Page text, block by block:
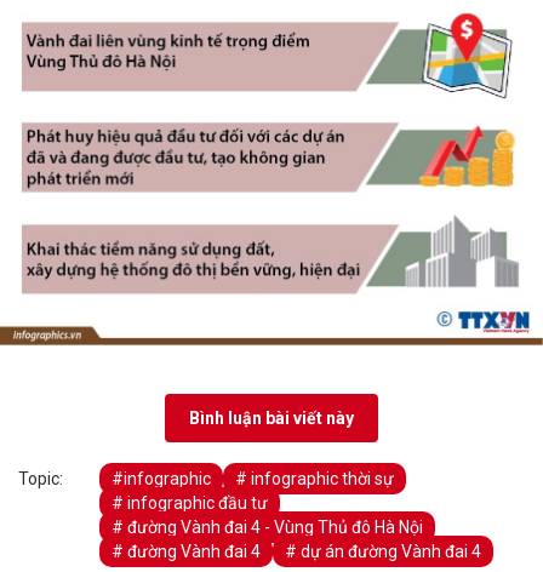
Bình luận bài viết này
Topic: #infographic
# infographic thời sự
# infographic đầu tư
# đường Vành đai 4 - Vùng Thủ đô Hà Nội
# đường Vành đai 4
# dự án đường Vành đai 4